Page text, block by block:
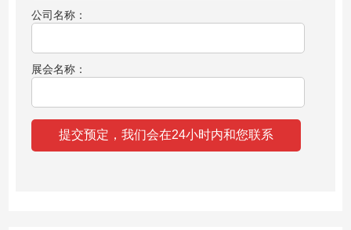
公司名称：
展会名称：